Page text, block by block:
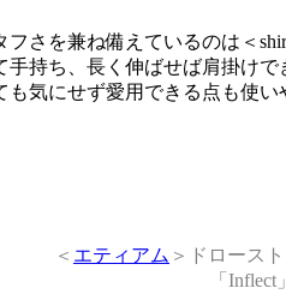
さを兼ね備えているのは＜
持ち、長く伸ばせば肩掛け
気にせず愛用できる点も使い
＜ エティアム ＞ドロース
「Inflect